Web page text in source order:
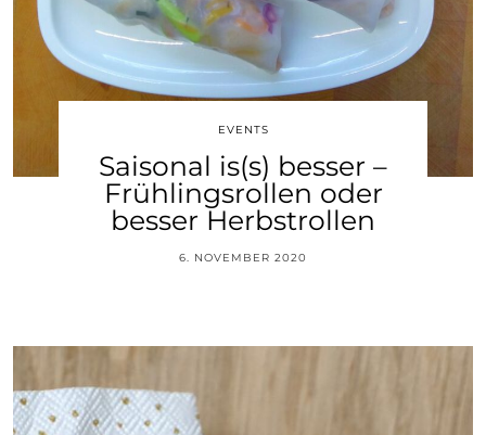
EVENTS
Saisonal is(s) besser –
Frühlingsrollen oder
besser Herbstrollen
6. NOVEMBER 2020